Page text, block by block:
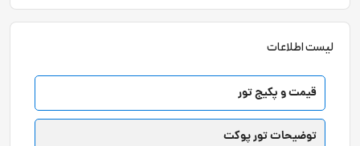
لیست اطلاعات
قیمت و پکیج تور
توضیحات تور پوکت